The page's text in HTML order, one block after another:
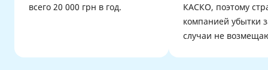
всего 20 000 грн в год.
КАСКО, поэтому
компанией убытки
случаи не